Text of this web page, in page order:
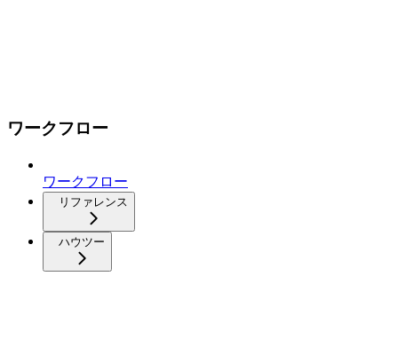
ワークフロー
ワークフロー
リファレンス
ハウツー